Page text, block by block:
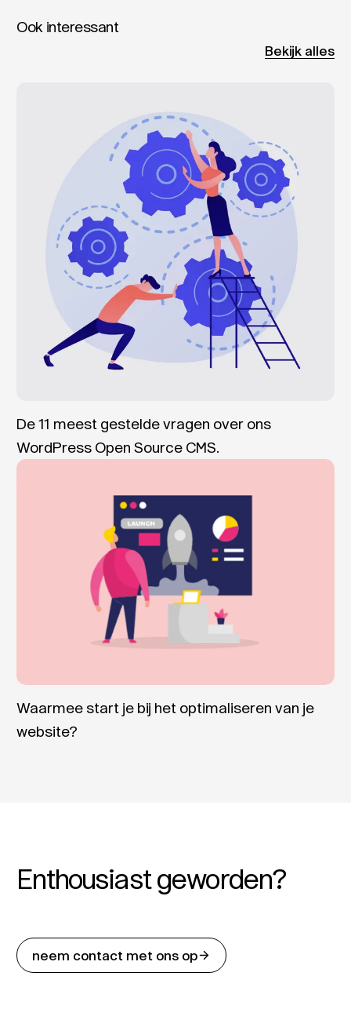
Ook interessant
Bekijk alles
De 11 meest gestelde vragen over ons
WordPress Open Source CMS.
Waarmee start je bij het optimaliseren van je
website?
Enthousiast geworden?
neem contact met ons op